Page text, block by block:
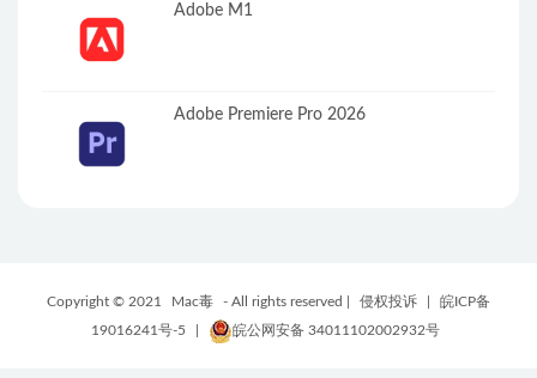
Adobe M1
Adobe Premiere Pro 2026
Copyright © 2021 Mac毒 - All rights reserved | 侵权投诉
皖ICP备
19016241号-5
皖公网安备 34011102002932号